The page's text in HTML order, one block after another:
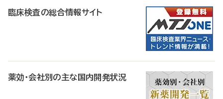
臨床検査の総合情報サイト
薬効・会社別の主な国内開発状況